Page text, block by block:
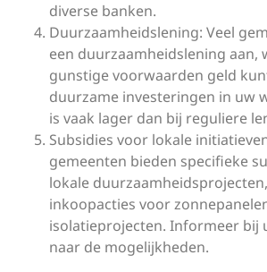
diverse banken.
Duurzaamheidslening: Veel
een duurzaamheidslening aan,
gunstige voorwaarden geld
duurzame investeringen in uw
is vaak lager dan bij reguliere
Subsidies voor lokale
gemeenten bieden specifieke
lokale
inkoopacties voor
isolatieprojecten. Informeer bij
naar de mogelijkheden.